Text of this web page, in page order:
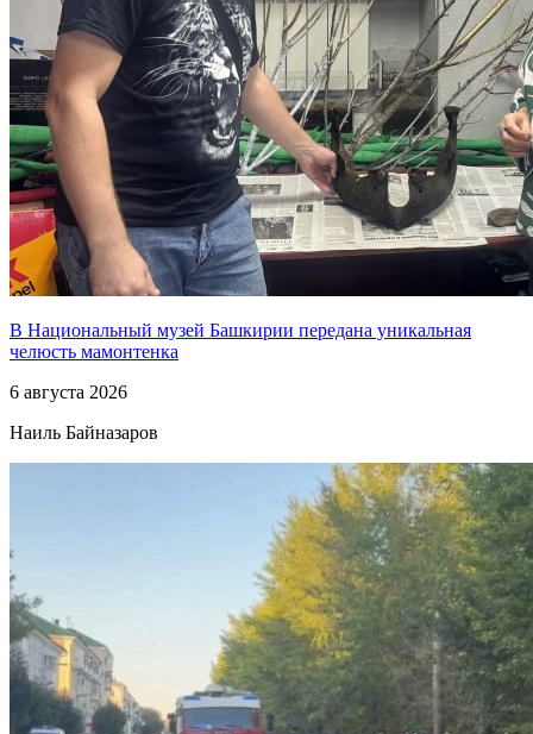
В Национальный музей Башкирии передана уникальная
челюсть мамонтенка
6 августа 2026
Наиль Байназаров